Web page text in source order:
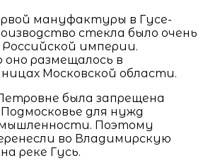
мануфактуры в Гусе-
стекла было очень
империи.
размещалось в
Московской области.
была запрещена
для нужд
Поэтому
во Владимирскую
реке Гусь.